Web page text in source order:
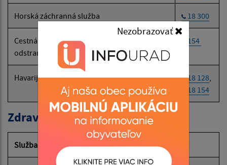
Nezobrazovať
Horská záchranná služba 18 300
Cestná záchranná služba (SČK):
odstraňovanie následkov dopravných nehôd
154
Havarijná a núdzová služba pre motoristov 18 128
18 154
Zdravotné poisťovne
Služba Tel. č.